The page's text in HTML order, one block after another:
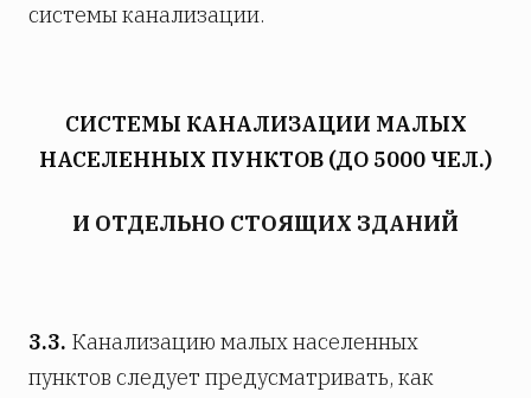
системы канализации.
СИСТЕМЫ КАНАЛИЗАЦИИ МАЛЫХ
НАСЕЛЕННЫХ ПУНКТОВ (ДО 5000 ЧЕЛ.)
И ОТДЕЛЬНО СТОЯЩИХ ЗДАНИЙ
3.3. Канализацию малых населенных
пунктов следует предусматривать, как